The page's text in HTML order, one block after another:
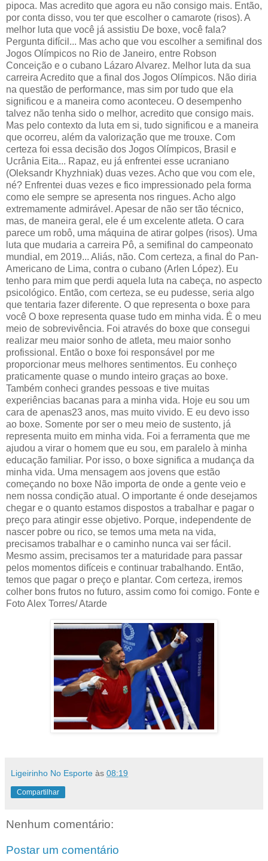
pipoca. Mas acredito que agora eu não consigo mais. Então,
por conta disso, vou ter que escolher o camarote (risos). A
melhor luta que você já assistiu De boxe, você fala?
Pergunta difícil... Mas acho que vou escolher a semifinal dos
Jogos Olímpicos no Rio de Janeiro, entre Robson
Conceição e o cubano Lázaro Alvarez. Melhor luta da sua
carreira Acredito que a final dos Jogos Olímpicos. Não diria
na questão de performance, mas sim por tudo que ela
significou e a maneira como aconteceu. O desempenho
talvez não tenha sido o melhor, acredito que consigo mais.
Mas pelo contexto da luta em si, tudo significou e a maneira
que ocorreu, além da valorização que me trouxe. Com
certeza foi essa decisão dos Jogos Olímpicos, Brasil e
Ucrânia Eita... Rapaz, eu já enfrentei esse ucraniano
(Oleksandr Khyzhniak) duas vezes. Acho que vou com ele,
né? Enfrentei duas vezes e fico impressionado pela forma
como ele sempre se apresenta nos ringues. Acho algo
extremamente admirável. Apesar de não ser tão técnico,
mas, de maneira geral, ele é um excelente atleta. O cara
parece um robô, uma máquina de atirar golpes (risos). Uma
luta que mudaria a carreira Pô, a semifinal do campeonato
mundial, em 2019... Aliás, não. Com certeza, a final do Pan-
Americano de Lima, contra o cubano (Arlen López). Eu
tenho para mim que perdi aquela luta na cabeça, no aspecto
psicológico. Então, com certeza, se eu pudesse, seria algo
que tentaria fazer diferente. O que representa o boxe para
você O boxe representa quase tudo em minha vida. É o meu
meio de sobrevivência. Foi através do boxe que consegui
realizar meu maior sonho de atleta, meu maior sonho
profissional. Então o boxe foi responsável por me
proporcionar meus melhores sentimentos. Eu conheço
praticamente quase o mundo inteiro graças ao boxe.
Também conheci grandes pessoas e tive muitas
experiências bacanas para a minha vida. Hoje eu sou um
cara de apenas23 anos, mas muito vivido. E eu devo isso
ao boxe. Somente por ser o meu meio de sustento, já
representa muito em minha vida. Foi a ferramenta que me
ajudou a virar o homem que eu sou, em paralelo à minha
educação familiar. Por isso, o boxe significa a mudança da
minha vida. Uma mensagem aos jovens que estão
começando no boxe Não importa de onde a gente veio e
nem nossa condição atual. O importante é onde desejamos
chegar e o quanto estamos dispostos a trabalhar e pagar o
preço para atingir esse objetivo. Porque, independente de
nascer pobre ou rico, se temos uma meta na vida,
precisamos trabalhar e o caminho nunca vai ser fácil.
Mesmo assim, precisamos ter a maturidade para passar
pelos momentos difíceis e continuar trabalhando. Então,
temos que pagar o preço e plantar. Com certeza, iremos
colher bons frutos no futuro, assim como foi comigo. Fonte e
Foto Alex Torres/ Atarde
Ligeirinho No Esporte às 08:19
Compartilhar
Nenhum comentário:
Postar um comentário